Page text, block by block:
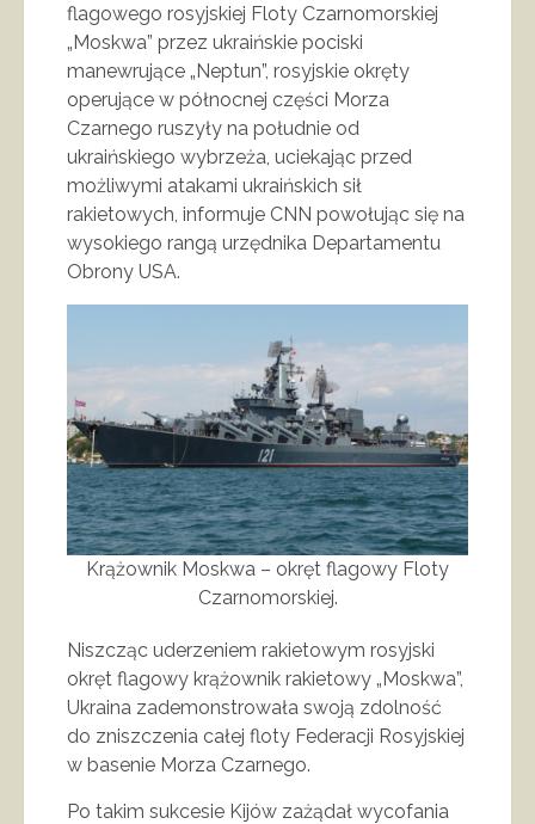
flagowego rosyjskiej Floty Czarnomorskiej
„Moskwa” przez ukraińskie pociski
manewrujące „Neptun”, rosyjskie okręty
operujące w północnej części Morza
Czarnego ruszyły na południe od
ukraińskiego wybrzeża, uciekając przed
możliwymi atakami ukraińskich sił
rakietowych, informuje CNN powołując się na
wysokiego rangą urzędnika Departamentu
Obrony USA.
Krążownik Moskwa – okręt flagowy Floty
Czarnomorskiej.
Niszcząc uderzeniem rakietowym rosyjski
okręt flagowy krążownik rakietowy „Moskwa”,
Ukraina zademonstrowała swoją zdolność
do zniszczenia całej floty Federacji Rosyjskiej
w basenie Morza Czarnego.
Po takim sukcesie Kijów zażądał wycofania